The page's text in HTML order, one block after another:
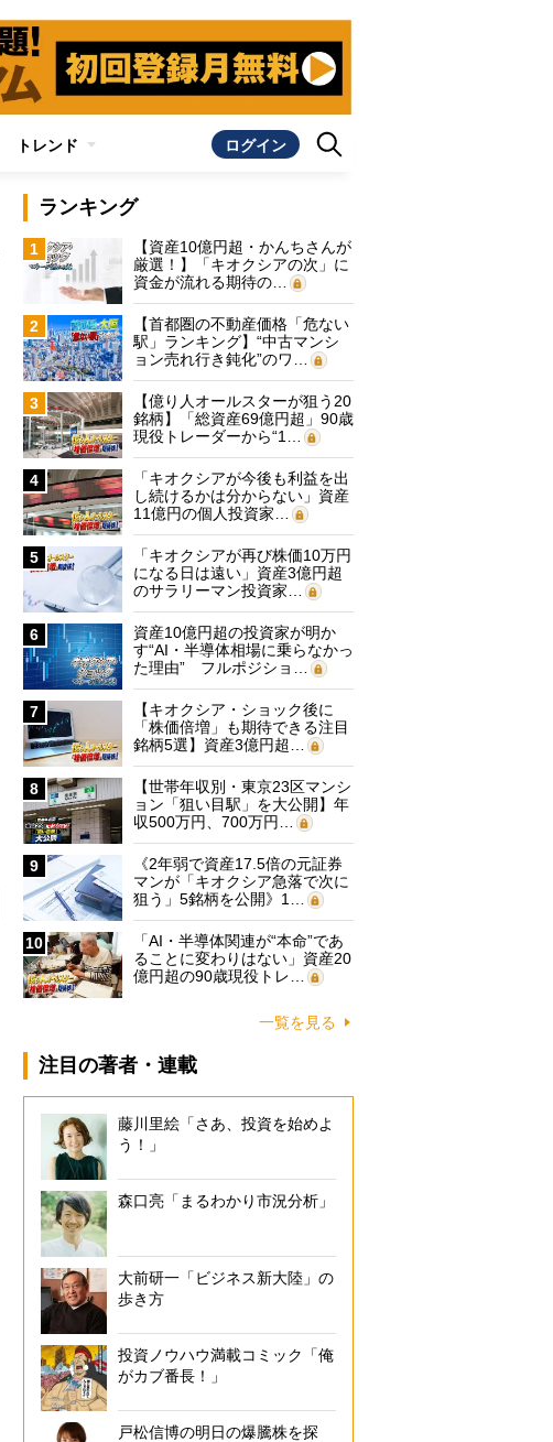
トレンド ログイン
ランキング
1
【資産10億円超・かんちさんが
厳選！】「キオクシアの次」に
資金が流れる期待の…
2
【首都圏の不動産価格「危ない
駅」ランキング】“中古マンシ
ョン売れ行き鈍化”のワ…
3
【億り人オールスターが狙う20
銘柄】「総資産69億円超」90歳
現役トレーダーから“1…
4
「キオクシアが今後も利益を出
し続けるかは分からない」資産
11億円の個人投資家…
5
「キオクシアが再び株価10万円
になる日は遠い」資産3億円超
のサラリーマン投資家…
6
資産10億円超の投資家が明か
す“AI・半導体相場に乗らなかっ
た理由” フルポジショ…
7
【キオクシア・ショック後に
「株価倍増」も期待できる注目
銘柄5選】資産3億円超…
8
【世帯年収別・東京23区マンシ
ョン「狙い目駅」を大公開】年
収500万円、700万円…
9
《2年弱で資産17.5倍の元証券
マンが「キオクシア急落で次に
狙う」5銘柄を公開》1…
10
「AI・半導体関連が“本命”であ
ることに変わりはない」資産20
億円超の90歳現役トレ…
一覧を見る
注目の著者・連載
藤川里絵「さあ、投資を始めよ
う！」
森口亮「まるわかり市況分析」
大前研一「ビジネス新大陸」の
歩き方
投資ノウハウ満載コミック「俺
がカブ番長！」
戸松信博の明日の爆騰株を探